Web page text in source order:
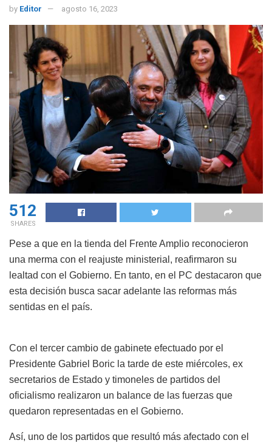
by Editor agosto 16, 2023
512
SHARES
Pese a que en la tienda del Frente Amplio reconocieron
una merma con el reajuste ministerial, reafirmaron su
lealtad con el Gobierno. En tanto, en el PC destacaron que
esta decisión busca sacar adelante las reformas más
sentidas en el país.
Con el tercer cambio de gabinete efectuado por el
Presidente Gabriel Boric la tarde de este miércoles, ex
secretarios de Estado y timoneles de partidos del
oficialismo realizaron un balance de las fuerzas que
quedaron representadas en el Gobierno.
Así, uno de los partidos que resultó más afectado con el